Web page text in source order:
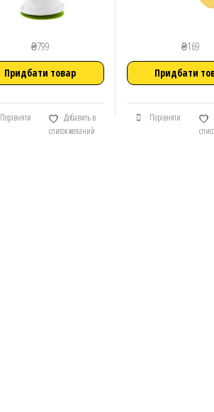
₴799
Придбати товар
Порівняти
Добавить в
список желаний
₴169
Придбати
Порівняти